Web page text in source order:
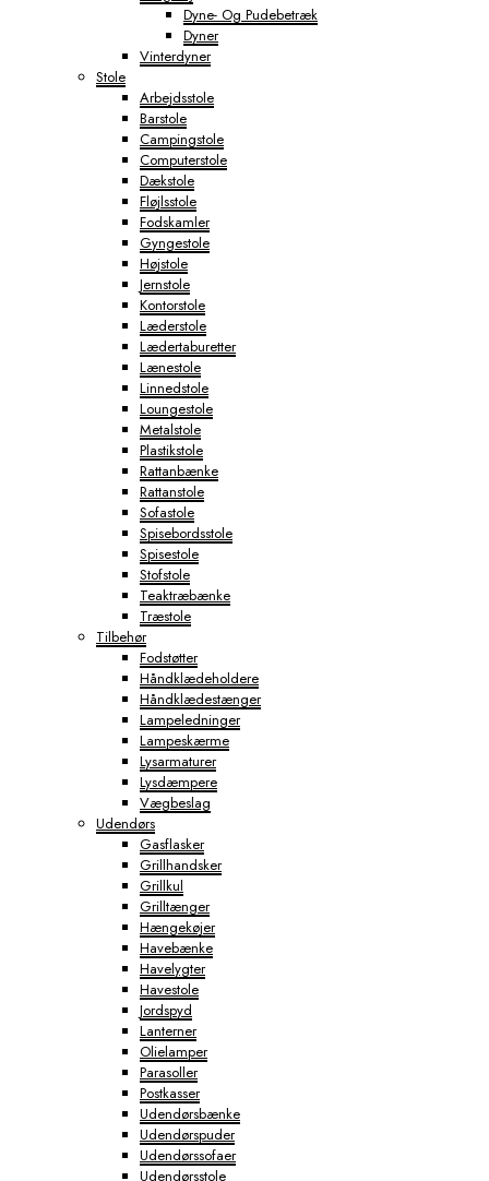
Dyne- Og Pudebetræk
Dyner
Vinterdyner
Stole
Arbejdsstole
Barstole
Campingstole
Computerstole
Dækstole
Fløjlsstole
Fodskamler
Gyngestole
Højstole
Jernstole
Kontorstole
Læderstole
Lædertaburetter
Lænestole
Linnedstole
Loungestole
Metalstole
Plastikstole
Rattanbænke
Rattanstole
Sofastole
Spisebordsstole
Spisestole
Stofstole
Teaktræbænke
Træstole
Tilbehør
Fodstøtter
Håndklædeholdere
Håndklædestænger
Lampeledninger
Lampeskærme
Lysarmaturer
Lysdæmpere
Vægbeslag
Udendørs
Gasflasker
Grillhandsker
Grillkul
Grilltænger
Hængekøjer
Havebænke
Havelygter
Havestole
Jordspyd
Lanterner
Olielamper
Parasoller
Postkasser
Udendørsbænke
Udendørspuder
Udendørssofaer
Udendørsstole